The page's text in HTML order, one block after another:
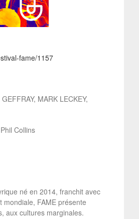
fame/1157
MARK LECKEY,
Collins
né en 2014, franchit avec
mondiale, FAME présente
aux cultures marginales.